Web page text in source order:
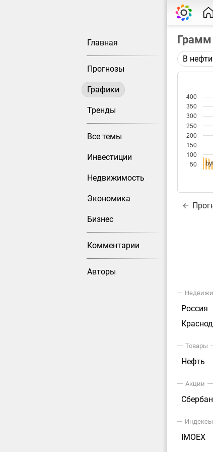
Главная
Прогнозы
Графики
Тренды
Все темы
Инвестиции
Недвижимость
Экономика
Бизнес
Комментарии
Авторы
Грамм
Цена
при
В нефти
50
100
150
200
250
300
350
400
Россия
Товары
Нефть
Акции
Индексы
IMOEX